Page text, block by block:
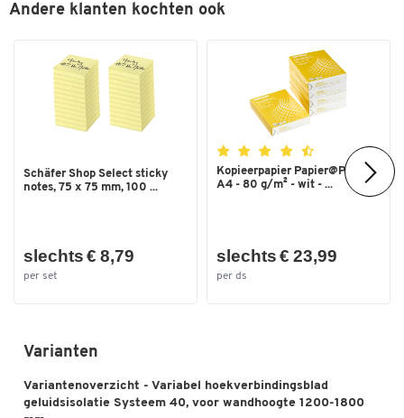
Andere klanten kochten ook
Schäfer Shop Select sticky
notes, 75 x 75 mm, 100 ...
slechts € 8,79
per set
Kopieerpapier Papier@Print -
A4 - 80 g/m² - wit - ...
slechts € 23,99
per ds
Varianten
Variantenoverzicht - Variabel hoekverbindingsblad
geluidsisolatie Systeem 40, voor wandhoogte 1200-1800